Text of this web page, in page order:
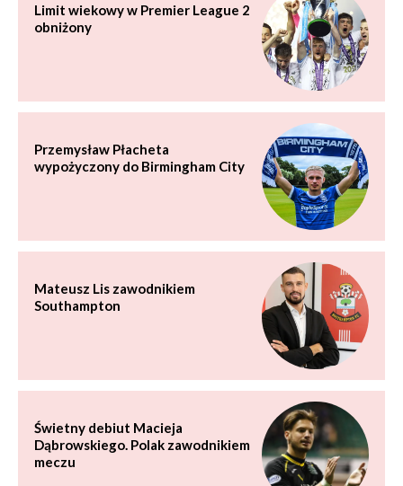
Limit wiekowy w Premier League 2
obniżony
Przemysław Płacheta
wypożyczony do Birmingham City
Mateusz Lis zawodnikiem
Southampton
Świetny debiut Macieja
Dąbrowskiego. Polak zawodnikiem
meczu